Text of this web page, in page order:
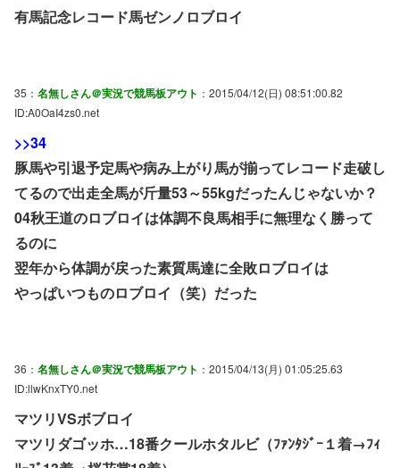
有馬記念レコード馬ゼンノロブロイ
35： 名無しさん＠実況で競馬板アウト ：2015/04/12(日) 08:51:00.82
ID:A0OaI4zs0.net
>>34
豚馬や引退予定馬や病み上がり馬が揃ってレコード走破し
てるので出走全馬が斤量53～55kgだったんじゃないか？
04秋王道のロブロイは体調不良馬相手に無理なく勝って
るのに
翌年から体調が戻った素質馬達に全敗ロブロイは
やっぱいつものロブロイ（笑）だった
36： 名無しさん＠実況で競馬板アウト ：2015/04/13(月) 01:05:25.63
ID:llwKnxTY0.net
マツリVSボブロイ
マツリダゴッホ…18番クールホタルビ（ﾌｧﾝﾀｼﾞｰ１着→ﾌｨ